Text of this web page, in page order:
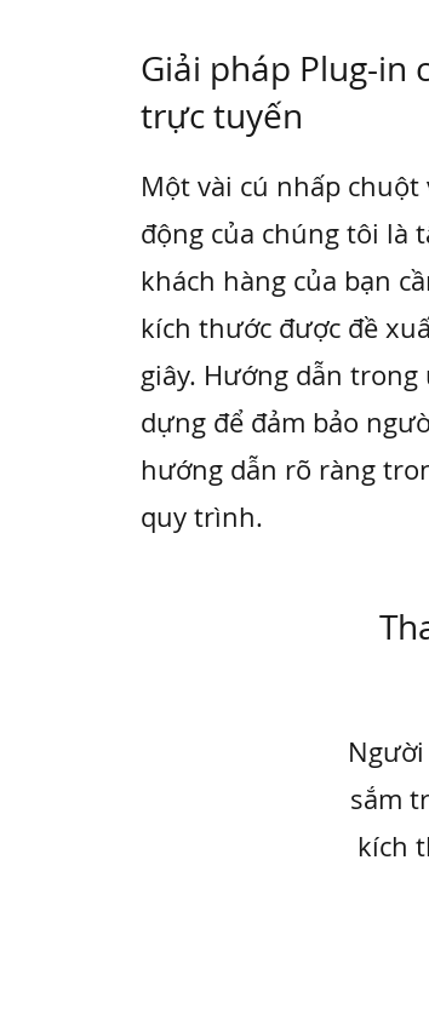
Giải pháp Plug-in
trực tuyến
Một vài cú nhấp
động của chúng tôi là
khách hàng của bạn
kích thước được đề
giây. Hướng dẫn
dựng để đảm bảo
hướng dẫn rõ ràng
quy trình.
sắm
kích